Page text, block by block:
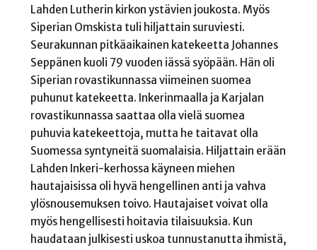
Lahden Lutherin kirkon ystävien joukosta. Myös
Siperian Omskista tuli hiljattain suruviesti.
Seurakunnan pitkäaikainen katekeetta Johannes
Seppänen kuoli 79 vuoden iässä syöpään. Hän oli
Siperian rovastikunnassa viimeinen suomea
puhunut katekeetta. Inkerinmaalla ja Karjalan
rovastikunnassa saattaa olla vielä suomea
puhuvia katekeettoja, mutta he taitavat olla
Suomessa syntyneitä suomalaisia. Hiljattain erään
Lahden Inkeri-kerhossa käyneen miehen
hautajaisissa oli hyvä hengellinen anti ja vahva
ylösnousemuksen toivo. Hautajaiset voivat olla
myös hengellisesti hoitavia tilaisuuksia. Kun
haudataan julkisesti uskoa tunnustanutta ihmistä,